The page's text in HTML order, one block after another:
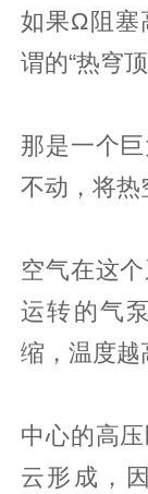
如果Ω阻塞
谓的“热穹顶
那是一个
不动，将热
空气在这
运转的气
缩，温度越
中心的高
云形成，